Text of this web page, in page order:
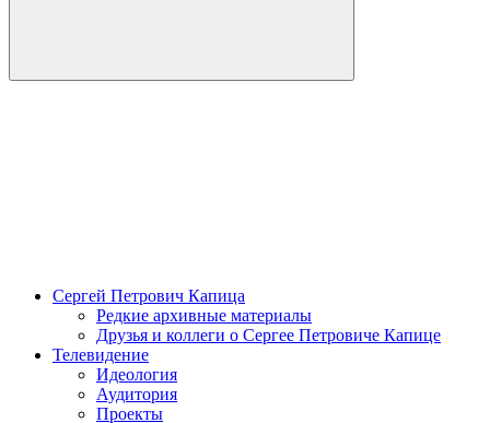
Сергей Петрович Капица
Редкие архивные материалы
Друзья и коллеги о Сергее Петровиче Капице
Телевидение
Идеология
Аудитория
Проекты